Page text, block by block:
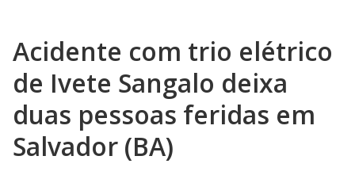
Acidente com trio elétrico
de Ivete Sangalo deixa
duas pessoas feridas em
Salvador (BA)